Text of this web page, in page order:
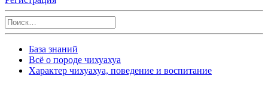
База знаний
Всё о породе чихуахуа
Характер чихуахуа, поведение и воспитание